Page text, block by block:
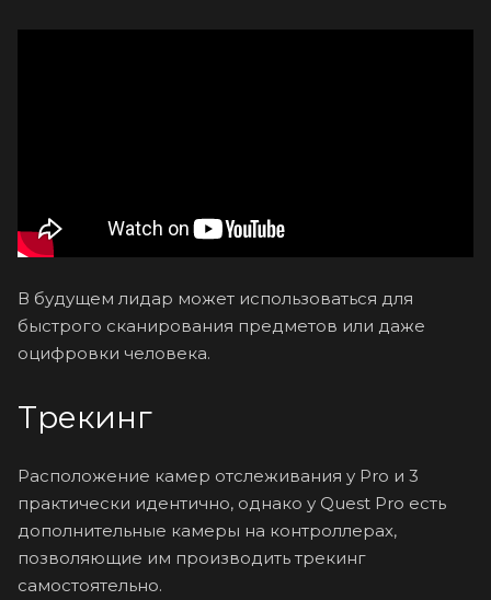
В будущем лидар может использоваться для
быстрого сканирования предметов или даже
оцифровки человека.
Трекинг
Расположение камер отслеживания у Pro и 3
практически идентично, однако у Quest Pro есть
дополнительные камеры на контроллерах,
позволяющие им производить трекинг
самостоятельно.